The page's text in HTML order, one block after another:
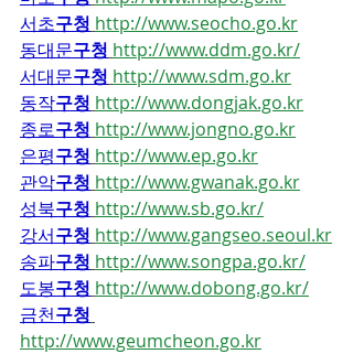
서초구청 http://www.seocho.go.kr
동대문구청 http://www.ddm.go.kr/
서대문구청 http://www.sdm.go.kr
동작구청 http://www.dongjak.go.kr
종로구청 http://www.jongno.go.kr
은평구청 http://www.ep.go.kr
관악구청 http://www.gwanak.go.kr
성북구청 http://www.sb.go.kr/
강서구청 http://www.gangseo.seoul.kr
송파구청 http://www.songpa.go.kr/
도봉구청 http://www.dobong.go.kr/
금천구청
http://www.geumcheon.go.kr